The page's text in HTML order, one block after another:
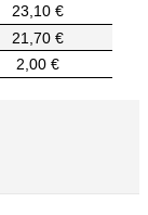
23,10 €
21,70 €
2,00 €